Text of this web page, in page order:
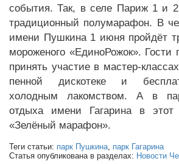
события. Так, в селе Париж 1 и
традиционный полумарафон. В
имени Пушкина 1 июня пройдёт
мороженого «ЕдиноРожок». Гости
принять участие в мастер-
пенной дискотеке и
холодным лакомством. А в
отдыха имени Гагарина в этот
«Зелёный марафон».
Теги статьи: парк Пушкина парк Гагарина
Статья опубликована в разделах: Новости